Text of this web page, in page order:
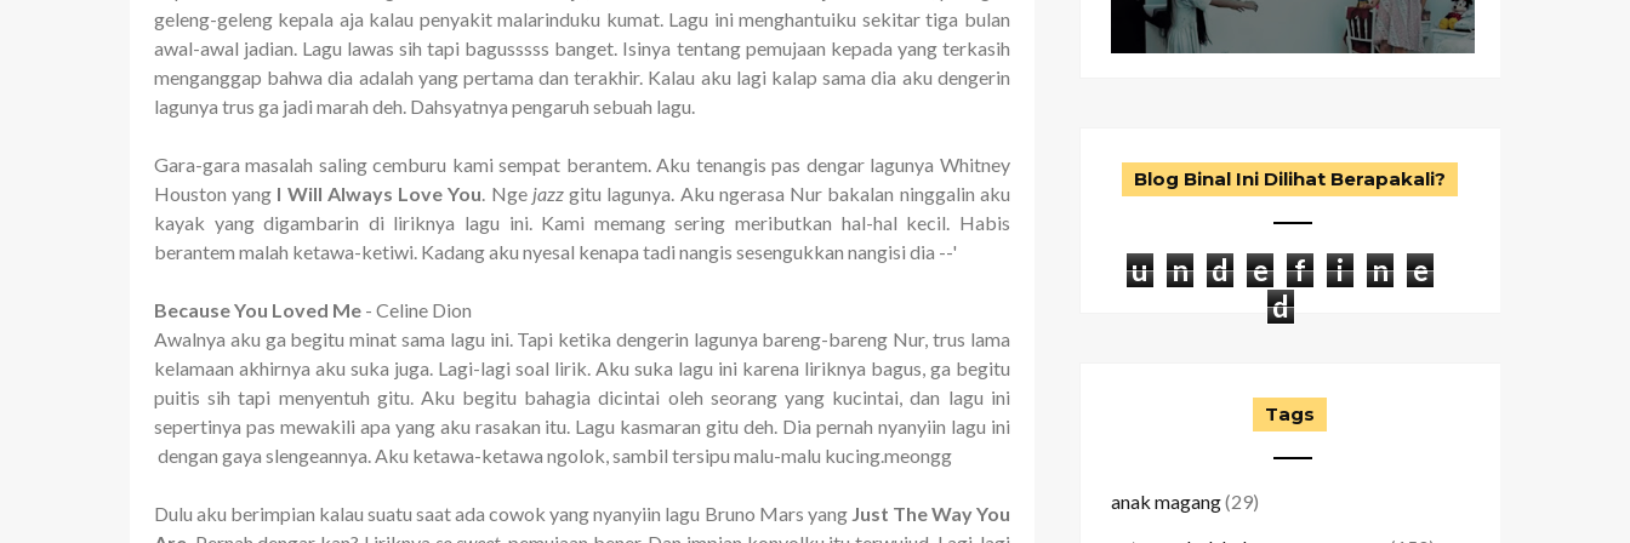
geleng-geleng kepala aja kalau penyakit malarinduku kumat. Lagu ini menghantuiku sekitar tiga bulan
awal-awal jadian. Lagu lawas sih tapi bagusssss banget. Isinya tentang pemujaan kepada yang terkasih
menganggap bahwa dia adalah yang pertama dan terakhir. Kalau aku lagi kalap sama dia aku dengerin
lagunya trus ga jadi marah deh. Dahsyatnya pengaruh sebuah lagu.
Gara-gara masalah saling cemburu kami sempat berantem. Aku tenangis pas dengar lagunya Whitney
Houston yang I Will Always Love You. Nge jazzgitu lagunya. Aku ngerasa Nur bakalan ninggalin aku
kayak yang digambarin di liriknya lagu ini. Kami memang sering meributkan hal-hal kecil. Habis
berantem malah ketawa-ketiwi. Kadang aku nyesal kenapa tadi nangis sesengukkan nangisi dia --'
Because You Loved Me - Celine Dion
Awalnya aku ga begitu minat sama lagu ini. Tapi ketika dengerin lagunya bareng-bareng Nur, trus lama
kelamaan akhirnya aku suka juga. Lagi-lagi soal lirik. Aku suka lagu ini karena liriknya bagus, ga begitu
puitis sih tapi menyentuh gitu. Aku begitu bahagia dicintai oleh seorang yang kucintai, dan lagu ini
sepertinya pas mewakili apa yang aku rasakan itu. Lagu kasmaran gitu deh. Dia pernah nyanyiin lagu ini
dengan gaya slengeannya. Aku ketawa-ketawa ngolok, sambil tersipu malu-malu kucing.meongg
Dulu aku berimpian kalau suatu saat ada cowok yang nyanyiin lagu Bruno Mars yang Just The Way You
Blog Binal Ini Dilihat Berapakali?
u n d e f i n
e
d
Tags
anak magang(29)